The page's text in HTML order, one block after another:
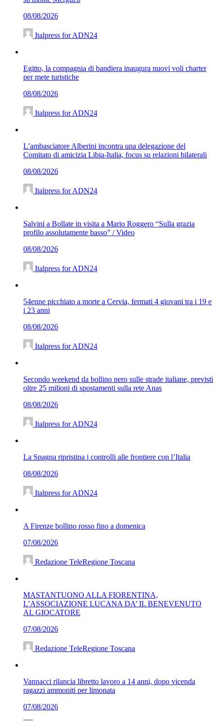
08/08/2026
Italpress for ADN24
Egitto, la compagnia di bandiera inaugura nuovi voli charter
per mete turistiche
08/08/2026
Italpress for ADN24
L’ambasciatore Alberini incontra una delegazione del
Comitato di amicizia Libia-Italia, focus su relazioni bilaterali
08/08/2026
Italpress for ADN24
Salvini a Bollate in visita a Mario Roggero “Sulla grazia
profilo assolutamente basso” / Video
08/08/2026
Italpress for ADN24
54enne picchiato a morte a Cervia, fermati 4 giovani tra i 19 e
i 23 anni
08/08/2026
Italpress for ADN24
Secondo weekend da bollino nero sulle strade italiane, previsti
oltre 25 milioni di spostamenti sulla rete Anas
08/08/2026
Italpress for ADN24
La Spagna ripristina i controlli alle frontiere con l’Italia
08/08/2026
Italpress for ADN24
A Firenze bollino rosso fino a domenica
07/08/2026
Redazione TeleRegione Toscana
MASTANTUONO ALLA FIORENTINA,
L’ASSOCIAZIONE LUCANA DA’ IL BENEVENUTO
AL GIOCATORE
07/08/2026
Redazione TeleRegione Toscana
Vannacci rilancia libretto lavoro a 14 anni, dopo vicenda
ragazzi ammoniti per limonata
07/08/2026